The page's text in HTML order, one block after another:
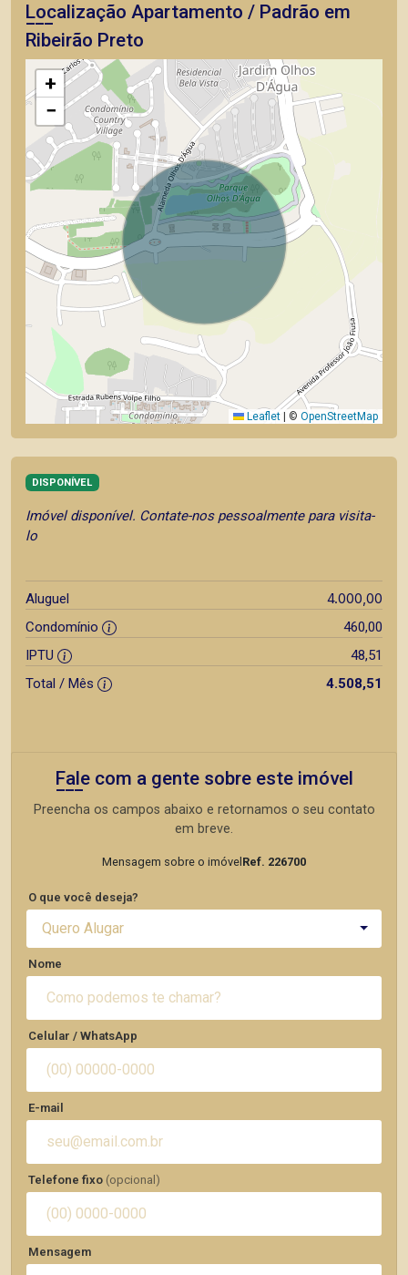
Localização Apartamento / Padrão em
Ribeirão Preto
+
−
Leaflet © OpenStreetMap
DISPONÍVEL
Imóvel disponível. Contate-nos pessoalmente para visita-
lo
Aluguel 4.000,00
Condomínio
460,00
IPTU
48,51
Total / Mês
4.508,51
Fale com a gente sobre este imóvel
Preencha os campos abaixo e retornamos o seu contato
em breve.
Mensagem sobre o imóvel Ref. 226700
O que você deseja?
Quero Alugar
Nome
Celular / WhatsApp
E-mail
Telefone fixo (opcional)
Mensagem